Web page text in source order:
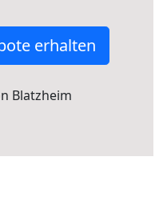
erhalten